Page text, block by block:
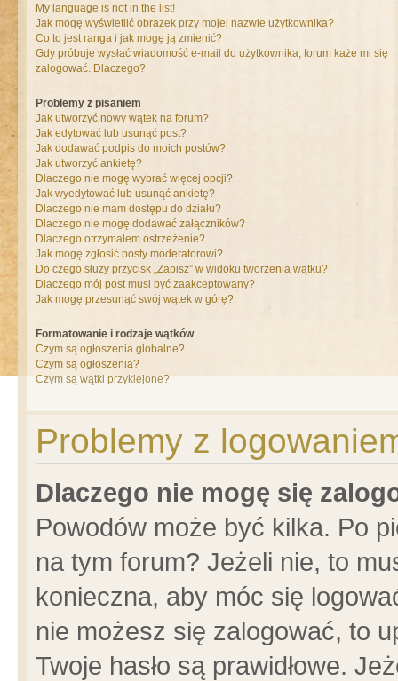
My language is not in the list!
Jak mogę wyświetlić obrazek przy mojej nazwie użytkownika?
Co to jest ranga i jak mogę ją zmienić?
Gdy próbuję wysłać wiadomość e-mail do użytkownika, forum każe mi się
zalogować. Dlaczego?
Problemy z pisaniem
Jak utworzyć nowy wątek na forum?
Jak edytować lub usunąć post?
Jak dodawać podpis do moich postów?
Jak utworzyć ankietę?
Dlaczego nie mogę wybrać więcej opcji?
Jak wyedytować lub usunąć ankietę?
Dlaczego nie mam dostępu do działu?
Dlaczego nie mogę dodawać załączników?
Dlaczego otrzymałem ostrzeżenie?
Jak mogę zgłosić posty moderatorowi?
Do czego służy przycisk „Zapisz” w widoku tworzenia wątku?
Dlaczego mój post musi być zaakceptowany?
Jak mogę przesunąć swój wątek w górę?
Formatowanie i rodzaje wątków
Czym są ogłoszenia globalne?
Czym są ogłoszenia?
Czym są wątki przyklejone?
Problemy z
Dlaczego nie mogę się
Powodów może być kilka. Po
na tym forum? Jeżeli nie, to
konieczna, aby móc się
nie możesz się zalogować, to
Twoje hasło są prawidłowe.